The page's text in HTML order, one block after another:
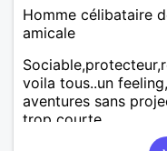
Homme célibataire
amicale
voila tous..un
aventures sans
trop courte